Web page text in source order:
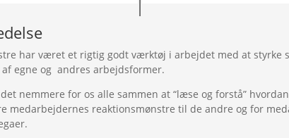
har været et rigtig godt værktøj i arbejdet med at styrke
egne og andres arbejdsformer.
nemmere for os alle sammen at “læse og forstå”
reaktionsmønstre til de andre og for